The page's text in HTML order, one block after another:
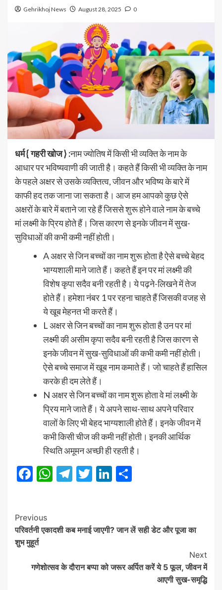
Gehrikhoj News August 28, 2025 0
धर्म { गहरी खोज } :नाम ज्योतिष में किसी भी व्यक्ति के नाम के
आधार पर भविष्यवाणी की जाती है। कहते हैं किसी भी व्यक्ति के नाम
के पहले अक्षर से उसके व्यक्तित्व, जीवन और भविष्य के बारे में
काफी हद तक जाना जा सकता है। आज हम आपको कुछ ऐसे
अक्षरों के बारे में बताने जा रहे हैं जिससे शुरू होने वाले नाम के बच्चे
मां लक्ष्मी के प्रिय होते हैं। जिस कारण से इनके जीवन में सुख-
सुविधाओं की कभी कमी नहीं होती।
A अक्षर से जिन बच्चों का नाम शुरू होता है ऐसे बच्चे बेहद
भाग्यशाली माने जाते हैं। कहते हैं इन पर मां लक्ष्मी की
विशेष कृपा सदैव बनी रहती है। ये पढ़ने-लिखने में तेज
होते हैं। हमेशा नंबर 1 पर रहना चाहते हैं जिसकी वजह से
ये खूब मेहनत भी करते हैं।
L अक्षर से जिन बच्चों का नाम शुरू होता है उन पर मां
लक्ष्मी की असीम कृपा सदैव बनी रहती है जिस कारण से
इनके जीवन में सुख-सुविधाओं की कभी कमी नहीं होती।
ऐसे बच्चे समाज में खूब नाम कमाते हैं। जो चाहते हैं हासिल
करके ही दम लेते हैं।
N अक्षर से जिन बच्चों का नाम शुरू होता वे मां लक्ष्मी के
प्रिय माने जाते हैं। ये अपने साथ-साथ अपने परिवार
वालों के लिए भी बेहद भाग्यशाली होते हैं। इनके जीवन में
कभी किसी चीज की कमी नहीं होती। इनकी आर्थिक
स्थिति अमूमन अच्छी ही रहती है।
Facebook
WhatsApp
Telegram
TwitterLinkedIn
Post
Navigation
Previous
परिवर्तनी एकादशी कब मनाई जाएगी? जान लें सही डेट और पूजा का
शुभ मुहूर्त
Next
गणेशोत्सव के दौरान बप्पा को जरूर अर्पित करें ये 5 फूल, जीवन में
आएगी सुख-समृद्धि